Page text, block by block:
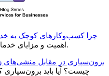
چرا کسب‌وکارهای کوچک به
اهمیت و مزایای خدمات پاسخگویی را کشف کنید.
برون‌سپاری در مقابل منشی‌های
چیست؟ آیا باید برون‌سپاری